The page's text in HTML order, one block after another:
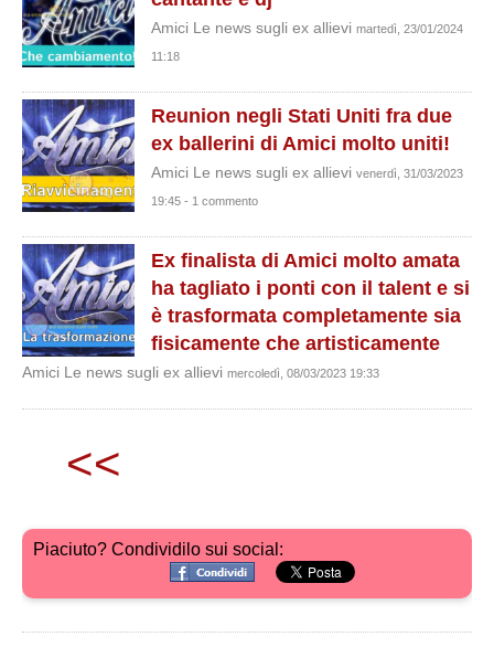
Amici Le news sugli ex allievi martedì, 23/01/2024
11:18
Reunion negli Stati Uniti fra due
ex ballerini di Amici molto uniti!
Amici Le news sugli ex allievi venerdì, 31/03/2023
19:45 - 1 commento
Ex finalista di Amici molto amata
ha tagliato i ponti con il talent e si
è trasformata completamente sia
fisicamente che artisticamente
Amici Le news sugli ex allievi mercoledì, 08/03/2023 19:33
<<
Piaciuto? Condividilo sui social: